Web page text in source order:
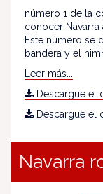
número 1 de la
conocer Navarra
Este número se
bandera y el
Leer más...
Descargue el
Descargue el
Navarra